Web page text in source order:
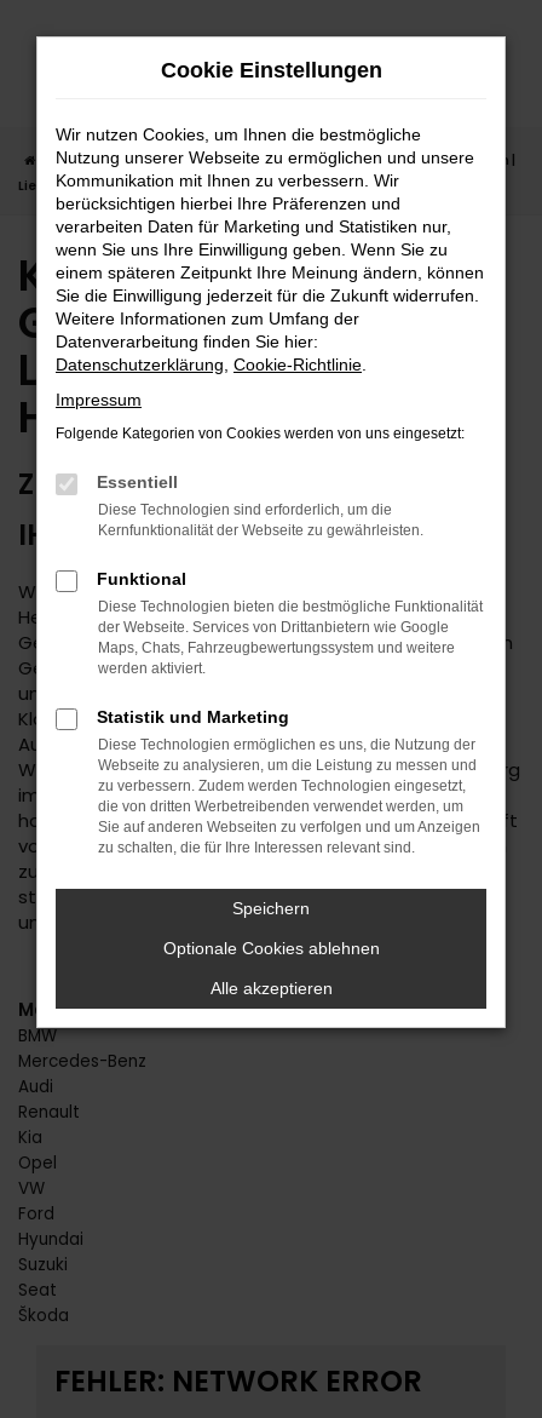
Zum
Startseite Herrenberg Kia Kia Niro
Kia Niro Gebrauchtwagen |
Lieferservice nach Herrenberg
Kia Niro
Gebrauchtwagen |
Lieferservice nach
Herrenberg
ZUVERLÄSSIG FÜR HERRENBERG –
IHR KIA NIRO GEBRAUCHTWAGEN
Wenn Sie einen zuverlässigen Mobilitätspartner für
Herrenberg suchen, empfehlen wir Ihnen einen Kia Niro
Gebrauchtwagen. Dieses Modell hat in jeder bisherigen
Generation seine Langlebigkeit unter Beweis gestellt
und befindet sich längst auf dem Weg zu einem
Klassiker. Kennzeichnend ist das hohe
Ausstattungslevel sowie die Effizienz der Motoren.
Wenn Sie Ihren Kia Niro Gebrauchtwagen für Herrenberg
im Autohaus Daub kaufen, profitieren Sie von unseren
hohen Qualitätsmaßstäben. Jedes Fahrzeug unterläuft
vor dem Verkauf eine Fülle an Tests. Wir sind erst dann
zufrieden, wenn keinerlei Mängel mehr existieren und
stellen dies durch die hohe Kompetenz und Erfahrung
unserer Kfz-Meisterwerkstatt sicher.
Marken
BMW
Mercedes-Benz
Audi
Renault
Kia
Opel
VW
Ford
Hyundai
Suzuki
Seat
Škoda
FEHLER: NETWORK ERROR
Cookie Einstellungen
Wir nutzen Cookies, um Ihnen die bestmögliche
Nutzung unserer Webseite zu ermöglichen und unsere
Kommunikation mit Ihnen zu verbessern. Wir
berücksichtigen hierbei Ihre Präferenzen und
verarbeiten Daten für Marketing und Statistiken nur,
wenn Sie uns Ihre Einwilligung geben. Wenn Sie zu
einem späteren Zeitpunkt Ihre Meinung ändern, können
Sie die Einwilligung jederzeit für die Zukunft widerrufen.
Weitere Informationen zum Umfang der
Datenverarbeitung finden Sie hier:
Datenschutzerklärung Cookie-Richtlinie
Impressum
Folgende Kategorien von Cookies werden von uns eingesetzt:
Essentiell
Diese Technologien sind erforderlich, um die
Kernfunktionalität der Webseite zu gewährleisten.
Funktional
Diese Technologien bieten die bestmögliche Funktionalität
der Webseite. Services von Drittanbietern wie Google
Maps, Chats, Fahrzeugbewertungssystem und weitere
werden aktiviert.
Statistik und Marketing
Diese Technologien ermöglichen es uns, die Nutzung der
Webseite zu analysieren, um die Leistung zu messen und
zu verbessern. Zudem werden Technologien eingesetzt,
die von dritten Werbetreibenden verwendet werden, um
Sie auf anderen Webseiten zu verfolgen und um Anzeigen
zu schalten, die für Ihre Interessen relevant sind.
Speichern
Optionale Cookies ablehnen
Alle akzeptieren